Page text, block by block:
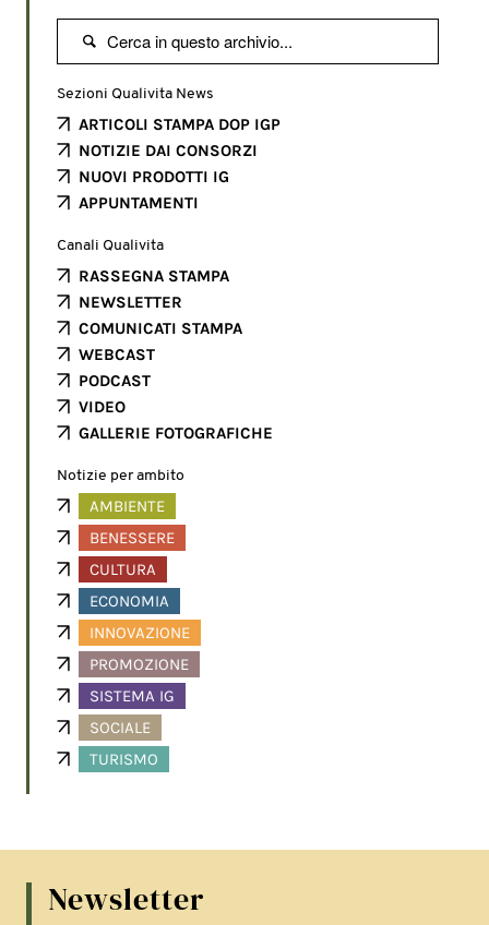

Sezioni Qualivita News
ARTICOLI STAMPA DOP IGP
NOTIZIE DAI CONSORZI
NUOVI PRODOTTI IG
APPUNTAMENTI
Canali Qualivita
RASSEGNA STAMPA
NEWSLETTER
COMUNICATI STAMPA
WEBCAST
PODCAST
VIDEO
GALLERIE FOTOGRAFICHE
Notizie per ambito
AMBIENTE
BENESSERE
CULTURA
ECONOMIA
INNOVAZIONE
PROMOZIONE
SISTEMA IG
SOCIALE
TURISMO
Newsletter